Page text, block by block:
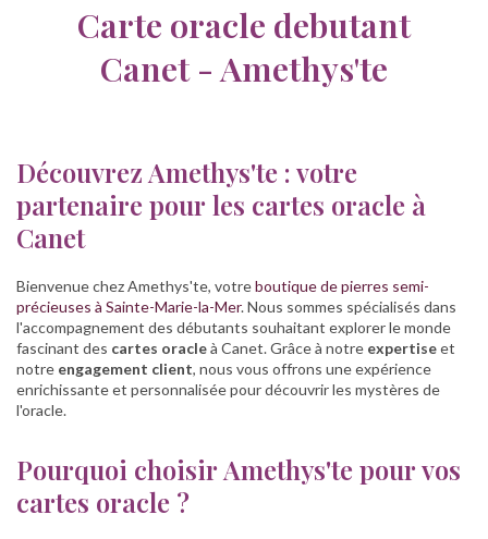
Carte oracle debutant
Canet - Amethys'te
Découvrez Amethys'te : votre
partenaire pour les cartes oracle à
Canet
Bienvenue chez Amethys'te, votreboutique de pierres semi-
précieuses à Sainte-Marie-la-Mer. Nous sommes spécialisés dans
l'accompagnement des débutants souhaitant explorer le monde
fascinant des cartes oracleà Canet. Grâce à notre expertiseet
notre engagement client, nous vous offrons une expérience
enrichissante et personnalisée pour découvrir les mystères de
l'oracle.
Pourquoi choisir Amethys'te pour vos
cartes oracle ?